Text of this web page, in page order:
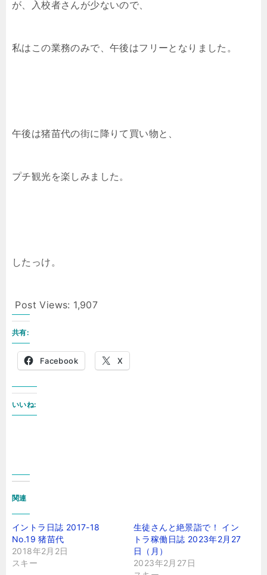
が、入校者さんが少ないので、
私はこの業務のみで、午後はフリーとなりました。
午後は猪苗代の街に降りて買い物と、
プチ観光を楽しみました。
したっけ。
Post Views: 1,907
共有:
Facebook X
いいね:
関連
イントラ日誌 2017-18
No.19 猪苗代
2018年2月2日
スキー
生徒さんと絶景詣で！ イン
トラ稼働日誌 2023年2月27
日（月）
2023年2月27日